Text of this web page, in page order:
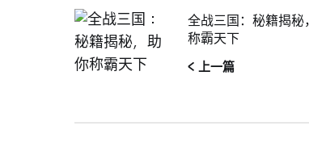
全战三国：秘籍揭秘
称霸天下
< 上一篇